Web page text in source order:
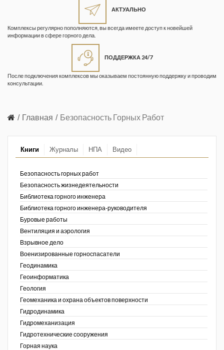
АКТУАЛЬНО
Комплексы регулярно пополняются, вы всегда имеете доступ к новейшей
информации в сфере горного дела.
ПОДДЕРЖКА 24/7
После подключения комплексов мы оказываем постоянную поддержку и проводим
консультации.
Главная Безопасность Горных Работ
Книги Журналы НПА Видео
Безопасность горных работ
Безопасность жизнедеятельности
Библиотека горного инженера
Библиотека горного инженера-руководителя
Буровые работы
Вентиляция и аэрология
Взрывное дело
Военизированные горноспасатели
Геодинамика
Геоинформатика
Геология
Геомеханика и охрана объектов поверхности
Гидродинамика
Гидромеханизация
Гидротехнические сооружения
Горная наука
Кузбасса. Информационный
безопасность»
Информационный бюллетень
атомному надзору
Маркшейдерия и недропользование
Медицина катастроф
Минеральные ресурсы России
Нефтегазовые технологии
Нефтегазовая вертикаль
Разведка и охрана недр